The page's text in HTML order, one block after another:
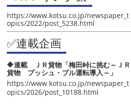
https://www.kotsu.co.jp/newspaper_t
opics/2022/post_5238.html
✅連載企画
🔶連載 ＪＲ貨物「梅田峠に挑む～ＪＲ
貨物 プッシュ・プル運転導入～」
https://www.kotsu.co.jp/newspaper_t
opics/2026/post_10188.html